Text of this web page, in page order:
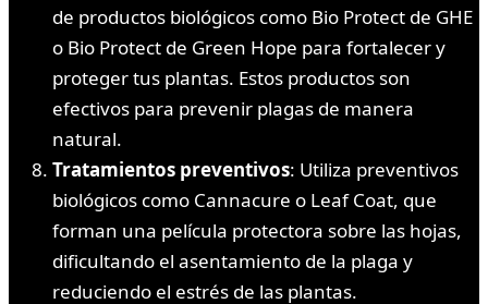
de productos biológicos como Bio Protect de GHE
o Bio Protect de Green Hope para fortalecer y
proteger tus plantas. Estos productos son
efectivos para prevenir plagas de manera
natural.
Tratamientos preventivos: Utiliza preventivos
biológicos como Cannacure o Leaf Coat, que
forman una película protectora sobre las hojas,
dificultando el asentamiento de la plaga y
reduciendo el estrés de las plantas.